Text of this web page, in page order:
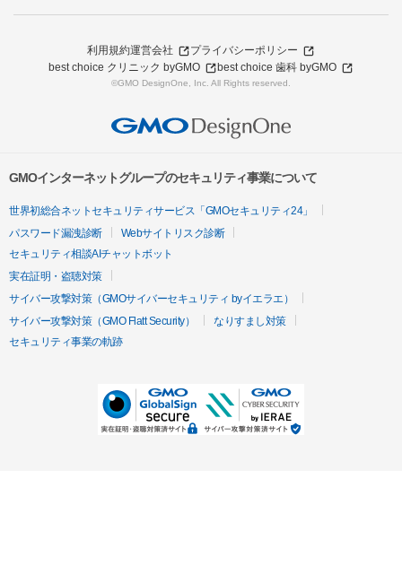
利用規約運営会社
プライバシーポリシー
best choice クリニック byGMO
best choice 歯科 byGMO
©GMO DesignOne, Inc. All Rights reserved.
GMOインターネットグループのセキュリティ事業について
世界初総合ネットセキュリティサービス「GMOセキュリティ24」
パスワード漏洩診断
Webサイトリスク診断
セキュリティ相談AIチャットボット
実在証明・盗聴対策
サイバー攻撃対策（GMOサイバーセキュリティ byイエラエ）
サイバー攻撃対策（GMO Flatt Security）
なりすまし対策
セキュリティ事業の軌跡